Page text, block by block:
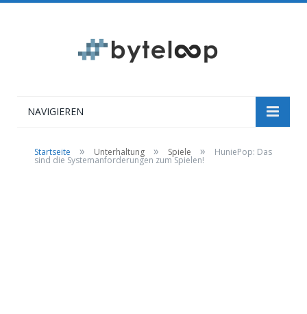
NAVIGIEREN
Startseite » Unterhaltung » Spiele » HuniePop: Das
sind die Systemanforderungen zum Spielen!